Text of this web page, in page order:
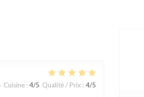
Cuisine: 4/5 Qualité / Prix : 4/5